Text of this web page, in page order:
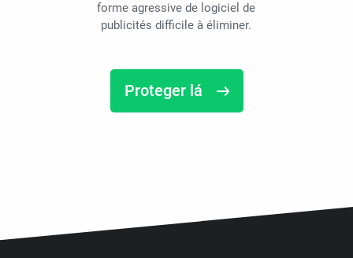
forme agressive de logiciel de
publicités difficile à éliminer.
Proteger lá